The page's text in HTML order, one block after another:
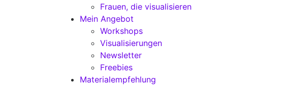
Frauen, die visualisieren
Mein Angebot
Workshops
Visualisierungen
Newsletter
Freebies
Materialempfehlung